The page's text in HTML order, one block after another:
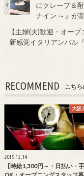
にクレープ＆
ナイン ～』が
【主婦(夫)歓迎・オー
新感覚イタリアンバル
RECOMMEND こちら
大阪
2019.12.14
【時給1,300円～・日払い・